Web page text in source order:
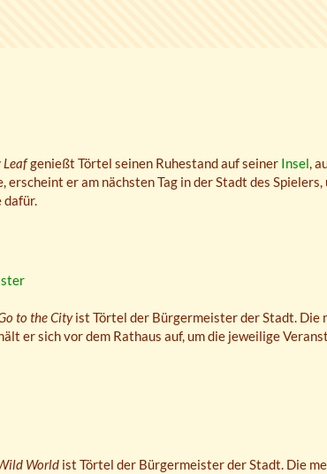
Leafgenießt Törtel seinen Ruhestand auf seiner Insel,
erscheint er am nächsten Tag in der Stadt des
dafür.
to the Cityist Törtel der Bürgermeister der Stadt. Die
er sich vor dem Rathaus auf, um die jeweilige
Worldist Törtel der Bürgermeister der Stadt. Die